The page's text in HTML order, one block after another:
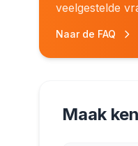
veelgestelde
Naar de FAQ
Maak